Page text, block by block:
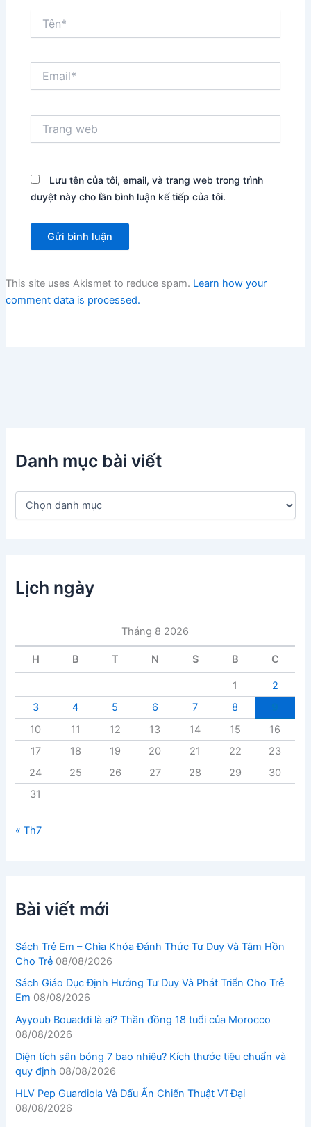
web
Lưu tên của tôi, email, và trang web trong trình
duyệt này cho lần bình luận kế tiếp của tôi.
This site uses Akismet to reduce spam. Learn how your
comment data is processed.
Danh mục bài viết
D
c
b
i
Lịch ngày
Tháng 8 2026
H B T N S B C
1
2
3
4 5 6 7 8
10
11 12 13 14 15
16
17
18 19 20 21 22
23
24
25 26 27 28 29
30
31
« Th7
Bài viết mới
Sách Trẻ Em – Chìa Khóa Đánh Thức Tư Duy Và Tâm Hồn
Cho Trẻ 08/08/2026
Sách Giáo Dục Định Hướng Tư Duy Và Phát Triển Cho Trẻ
Em 08/08/2026
Ayyoub Bouaddi là ai? Thần đồng 18 tuổi của Morocco
08/08/2026
Diện tích sân bóng 7 bao nhiêu? Kích thước tiêu chuẩn và
quy định 08/08/2026
HLV Pep Guardiola Và Dấu Ấn Chiến Thuật Vĩ Đại
08/08/2026